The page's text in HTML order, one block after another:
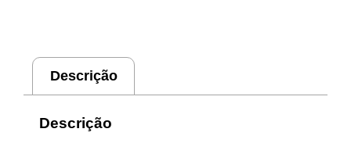
Descrição
Descrição